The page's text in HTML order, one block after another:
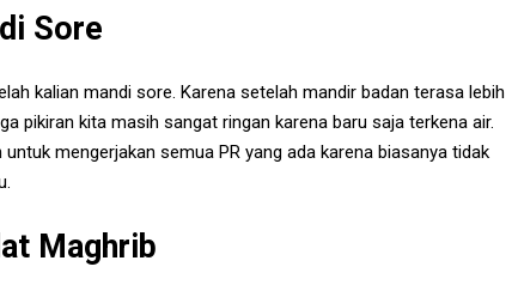
Sore
kalian mandi sore. Karena setelah mandir badan terasa lebih
pikiran kita masih sangat ringan karena baru saja terkena air.
untuk mengerjakan semua PR yang ada karena biasanya tidak
Maghrib